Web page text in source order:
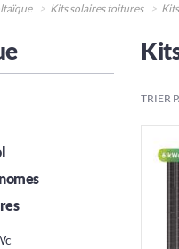
Kits solaires toitures
TRIER